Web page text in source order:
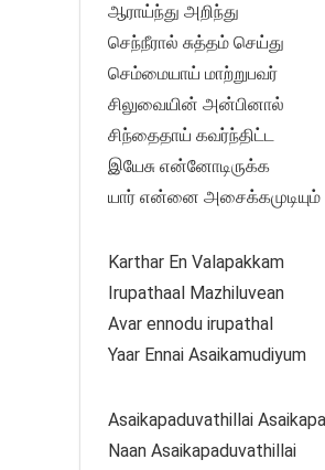
ஆராய்ந்து அறிந்து
செந்நீரால் சுத்தம் செய்து
செம்மையாய் மாற்றுபவர்
சிலுவையின் அன்பினால்
சிந்தைதாய் கவர்ந்திட்ட
இயேசு என்னோடிருக்க
யார் என்னை அசைக்கமுடியும்
Karthar En Valapakkam
Irupathaal Mazhiluvean
Avar ennodu irupathal
Yaar Ennai Asaikamudiyum
Asaikapaduvathillai
Naan Asaikapaduvathillai